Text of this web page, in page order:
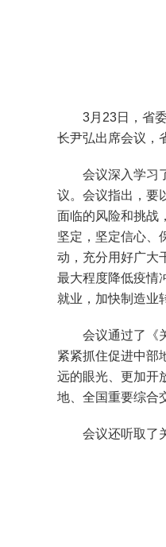
3月23日，省委
长尹弘出席会议，
会议深入学习了
议。会议指出，要
面临的风险和挑战
坚定，坚定信心、
动，充分用好广大
最大程度降低疫情
就业，加快制造业
会议通过了《关
紧紧抓住促进中部
远的眼光、更加开
地、全国重要综合
会议还听取了关